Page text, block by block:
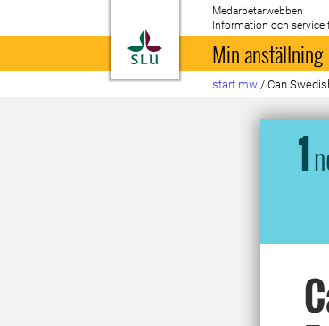
Till startsida
Medarbetarwebben
Information och service
Min anställning
start mw / Can
1